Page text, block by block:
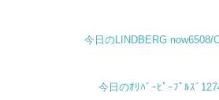
今日のLINDBERG now6508/
今日のｵﾘﾊﾞｰﾋﾟｰﾌﾟﾙｽﾞ